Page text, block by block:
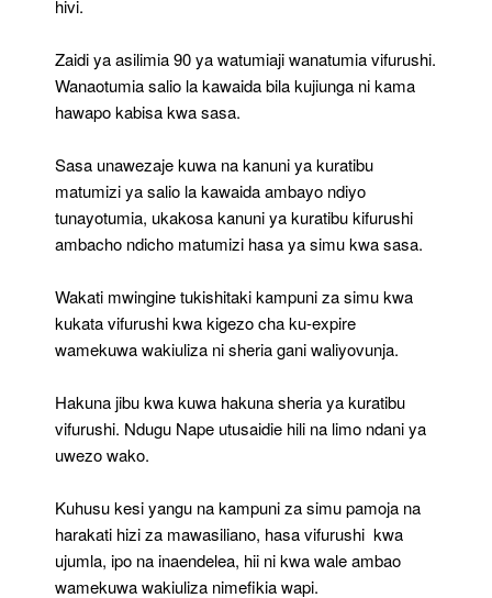
hivi.
Zaidi ya asilimia 90 ya watumiaji wanatumia vifurushi.
Wanaotumia salio la kawaida bila kujiunga ni kama
hawapo kabisa kwa sasa.
Sasa unawezaje kuwa na kanuni ya kuratibu
matumizi ya salio la kawaida ambayo ndiyo
tunayotumia, ukakosa kanuni ya kuratibu kifurushi
ambacho ndicho matumizi hasa ya simu kwa sasa.
Wakati mwingine tukishitaki kampuni za simu kwa
kukata vifurushi kwa kigezo cha ku-expire
wamekuwa wakiuliza ni sheria gani waliyovunja.
Hakuna jibu kwa kuwa hakuna sheria ya kuratibu
vifurushi. Ndugu Nape utusaidie hili na limo ndani ya
uwezo wako.
Kuhusu kesi yangu na kampuni za simu pamoja na
harakati hizi za mawasiliano, hasa vifurushi kwa
ujumla, ipo na inaendelea, hii ni kwa wale ambao
wamekuwa wakiuliza nimefikia wapi.